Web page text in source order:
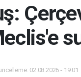
02.08.2026 - 19:01